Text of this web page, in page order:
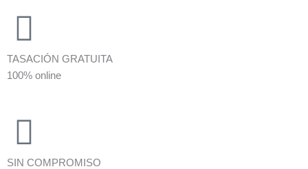
TASACIÓN GRATUITA
100% online
SIN COMPROMISO